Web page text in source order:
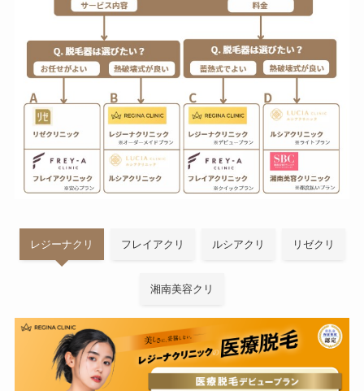
レジーナクリ フレイアクリ ルシアクリ リゼクリ
湘南美容クリ